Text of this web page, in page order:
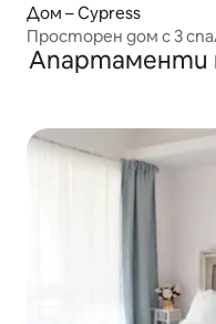
Дом – Cypress
Просторен дом с 3
Централен Ориндж
Апартаменти